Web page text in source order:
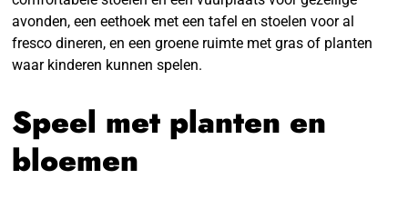
avonden, een eethoek met een tafel en stoelen voor al
fresco dineren, en een groene ruimte met gras of planten
waar kinderen kunnen spelen.
Speel met planten en
bloemen